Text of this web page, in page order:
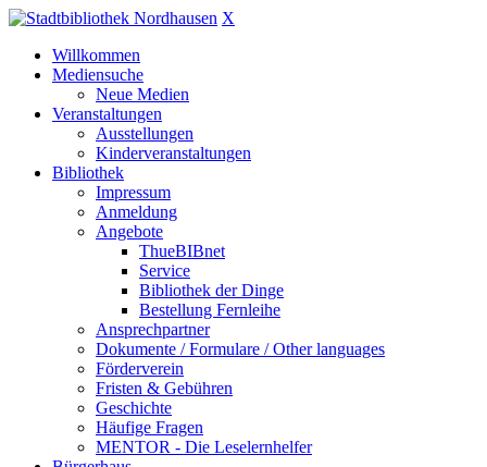
X
Willkommen
Mediensuche
Neue Medien
Veranstaltungen
Ausstellungen
Kinderveranstaltungen
Bibliothek
Impressum
Anmeldung
Angebote
ThueBIBnet
Service
Bibliothek der Dinge
Bestellung Fernleihe
Ansprechpartner
Dokumente / Formulare / Other languages
Förderverein
Fristen & Gebühren
Geschichte
Häufige Fragen
MENTOR - Die Leselernhelfer